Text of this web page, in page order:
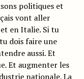
politiques et
vont aller
en Italie. Si tu
dois faire une
aussi. Et
Et augmenter les
nationale. La